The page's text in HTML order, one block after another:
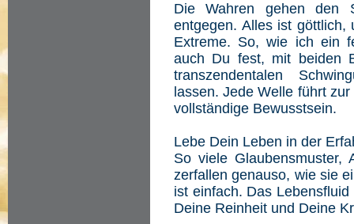
Die Wahren gehen den
entgegen. Alles ist
Extreme. So, wie ich ein
auch Du fest, mit beiden
transzendentalen
lassen. Jede Welle führt
vollständige Bewusstsein.
Lebe Dein Leben in der
So viele Glaubensmuster,
zerfallen genauso, wie sie
ist einfach. Das
Deine Reinheit und Deine